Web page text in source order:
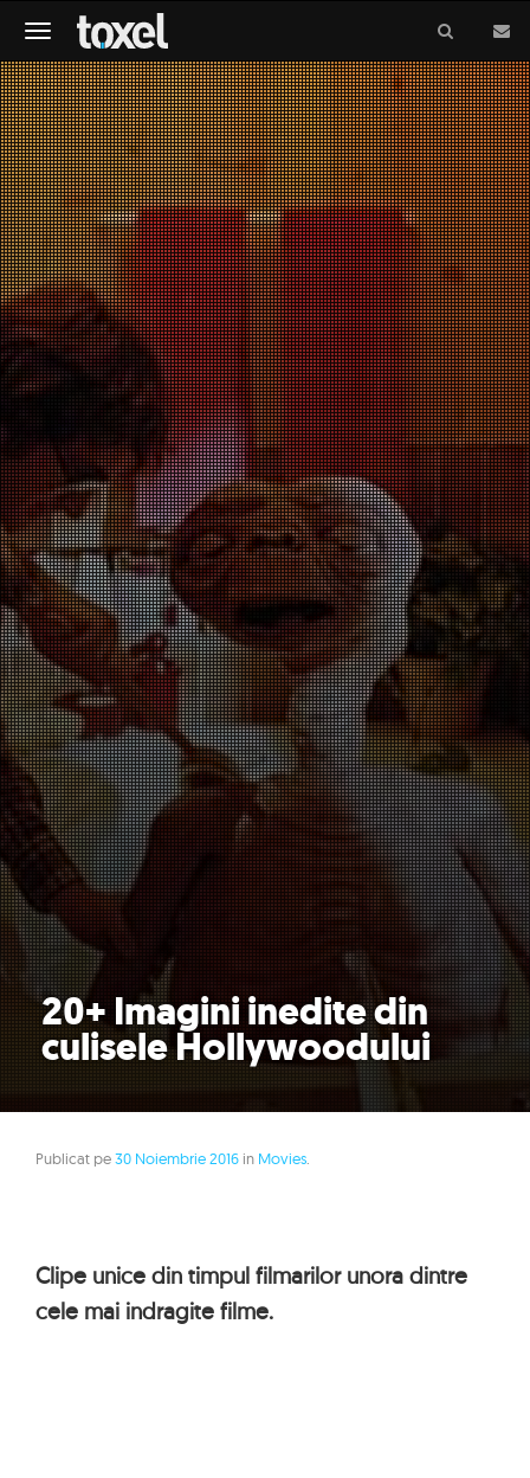
Meniu
20+ Imagini inedite din
culisele Hollywoodului
Publicat pe30 Noiembrie 2016 in Movies
Clipe unice din timpul filmarilor unora dintre
cele mai indragite filme.